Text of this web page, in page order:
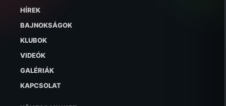
HÍREK
BAJNOKSÁGOK
KLUBOK
VIDEÓK
GALÉRIÁK
KAPCSOLAT